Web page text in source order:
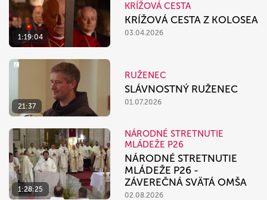
1:19:04
KRÍŽOVÁ CESTA
KRÍŽOVÁ CESTA Z KOLOSEA
03.04.2026
21:37
RUŽENEC
SLÁVNOSTNÝ RUŽENEC
01.07.2026
1:28:25
NÁRODNÉ STRETNUTIE
MLÁDEŽE P26
NÁRODNÉ STRETNUTIE
MLÁDEŽE P26 -
ZÁVEREČNÁ SVÄTÁ OMŠA
02.08.2026